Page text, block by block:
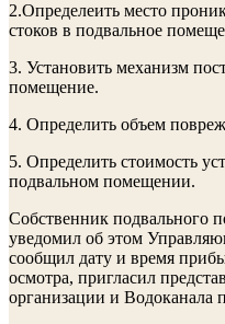
2.Определеить место
стоков в подвальное
3. Установить механизм
помещение.
4. Определить объем
5. Определить стоимость
подвальном помещении.
Собственник подвального
уведомил об этом
сообщил дату и время
осмотра, пригласил
организации и Водоканала